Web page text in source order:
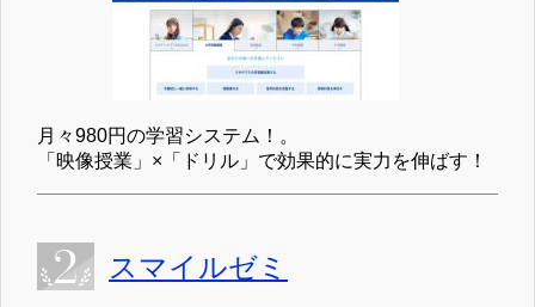
月々980円の学習システム！。
「映像授業」×「ドリル」で効果的に実力を伸ばす！
スマイルゼミ